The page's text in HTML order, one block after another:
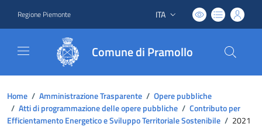
Regione Piemonte Lingua attiva:
ITA
Comune di Pramollo
Home / Amministrazione Trasparente / Opere pubbliche
/ Atti di programmazione delle opere pubbliche / Contributo per
Efficientamento Energetico e Sviluppo Territoriale Sostenibile / 2021